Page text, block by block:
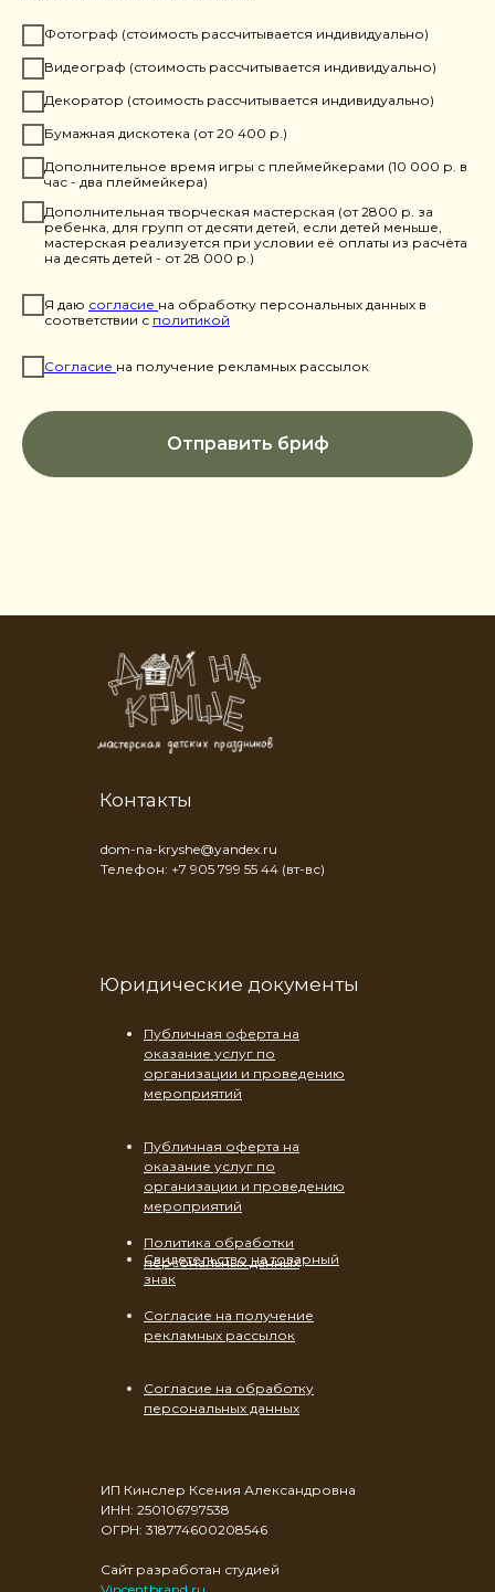
Фотограф (стоимость рассчитывается индивидуально)
Видеограф (стоимость рассчитывается индивидуально)
Декоратор (стоимость рассчитывается индивидуально)
Бумажная дискотека (от 20 400 р.)
Дополнительное время игры с плеймейкерами (10 000 р. в
час - два плеймейкера)
Дополнительная творческая мастерская (от 2800 р. за
ребенка, для групп от десяти детей, если детей меньше,
мастерская реализуется при условии её оплаты из расчёта
на десять детей - от 28 000 р.)
Я даю согласие на обработку персональных данных в
соответствии с политикой
Согласие на получение рекламных рассылок
Отправить бриф
dom-na-kryshe@yandex.ru
Телефон: +7 905 799 55 44 (вт-вс)
Юридические документы
Контакты
Политика обработки
персональных данных
Согласие на получение
рекламных рассылок
Согласие на обработку
персональных данных
Публичная оферта на
оказание услуг по
организации и проведению
мероприятий
Публичная оферта на
оказание услуг по
организации и проведению
мероприятий
Свидетельство на товарный
знак
ИП Кинслер Ксения Александровна
ИНН: 250106797538
ОГРН: 318774600208546
Сайт разработан студией